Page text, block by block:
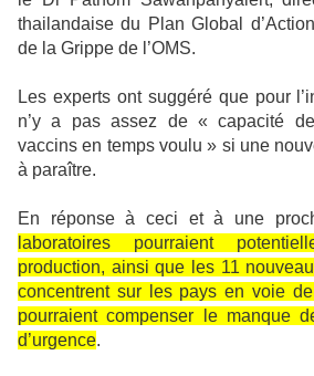
thailandaise du Plan Global
de la Grippe de l’OMS.
Les experts ont suggéré que pour
n’y a pas assez de « capacité
vaccins en temps voulu » si une
à paraître.
En réponse à ceci et à une
laboratoires pourraient
production, ainsi que les 11
concentrent sur les pays en voie
pourraient compenser le manque
d’urgence.